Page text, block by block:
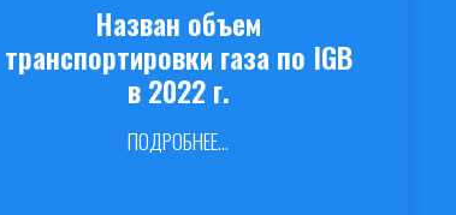
Назван объем
транспортировки газа по IGB
в 2022 г.
ПОДРОБНЕЕ...